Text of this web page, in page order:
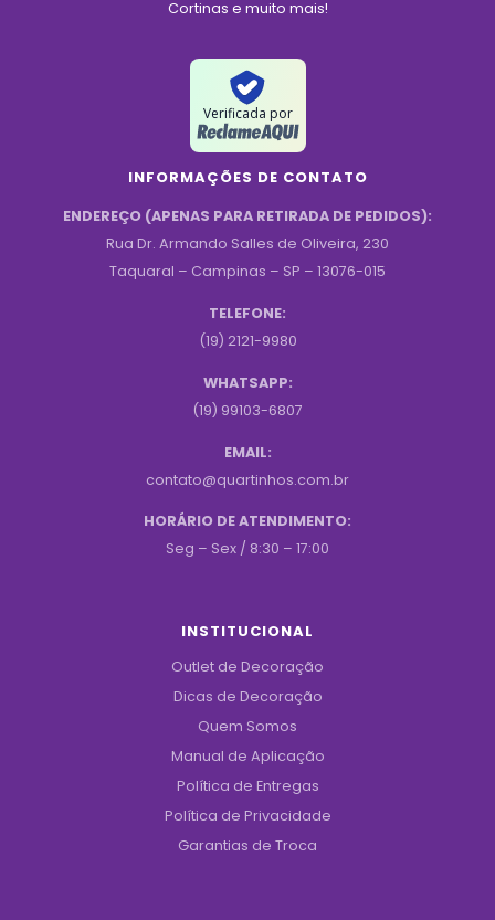
Cortinas e muito mais!
Verificada por
INFORMAÇÕES DE CONTATO
ENDEREÇO (APENAS PARA RETIRADA DE PEDIDOS):
Rua Dr. Armando Salles de Oliveira, 230
Taquaral – Campinas – SP – 13076-015
TELEFONE:
(19) 2121-9980
WHATSAPP:
(19) 99103-6807
EMAIL:
contato@quartinhos.com.br
HORÁRIO DE ATENDIMENTO:
Seg – Sex / 8:30 – 17:00
INSTITUCIONAL
Outlet de Decoração
Dicas de Decoração
Quem Somos
Manual de Aplicação
Política de Entregas
Política de Privacidade
Garantias de Troca